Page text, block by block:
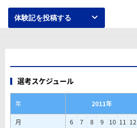
体験記を投稿する
選考スケジュール
年 2011年
月
6 7 8 9 10 11 12